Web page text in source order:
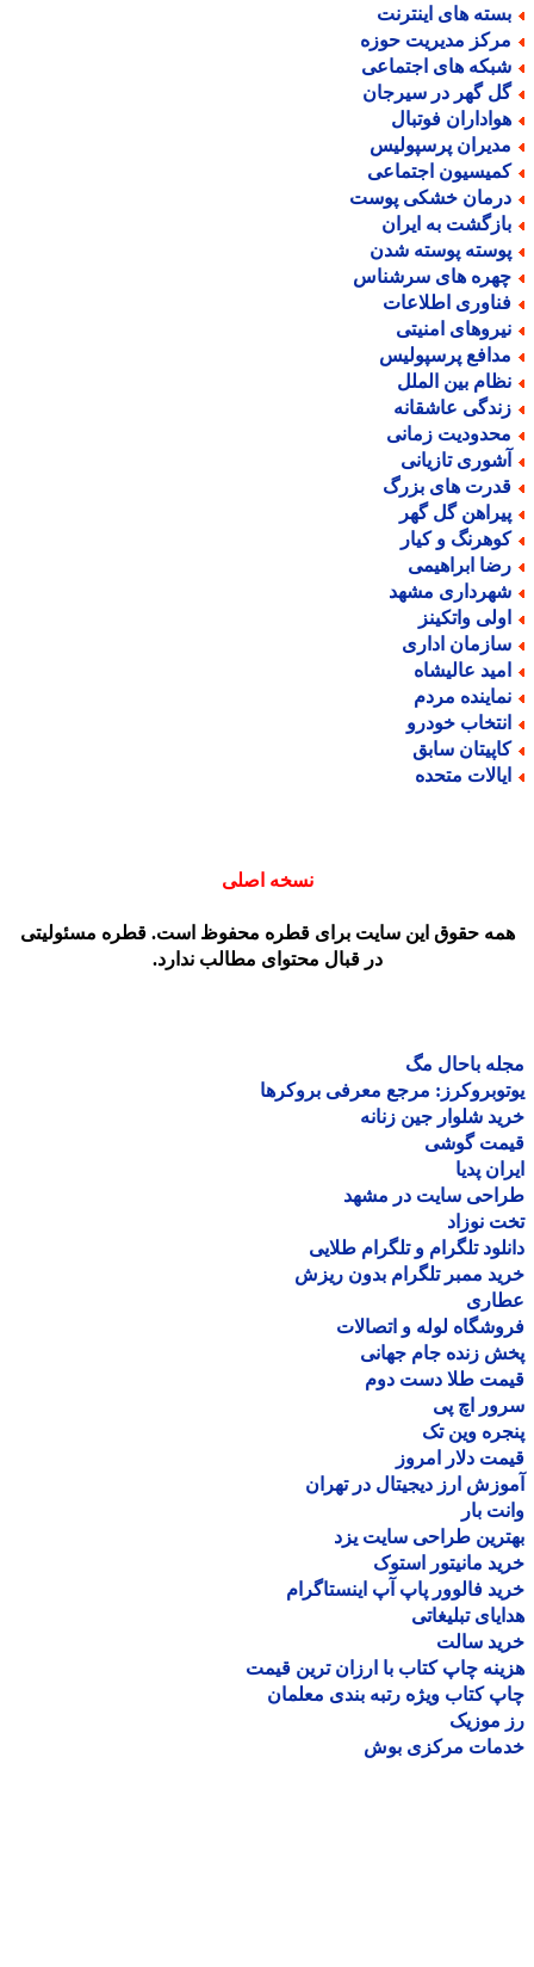
های اینترنت
مدیریت حوزه
های اجتماعی
گهر در سیرجان
فوتبال
پرسپولیس
اجتماعی
خشکی پوست
به ایران
پوسته شدن
های سرشناس
اطلاعات
امنیتی
پرسپولیس
بین الملل
عاشقانه
زمانی
تازیانی
های بزرگ
گل گهر
و کیار
ابراهیمی
مشهد
واتکینز
اداری
عالیشاه
مردم
خودرو
سابق
متحده
نسخه اصلی
حقوق این سایت برای قطره محفوظ است. قطره مسئولیتی
در قبال محتوای مطالب ندارد.
باحال مگ
مرجع معرفی بروکرها
شلوار جین زنانه
گوشی
پدیا
سایت در مشهد
نوزاد
تلگرام و تلگرام طلایی
ممبر تلگرام بدون ریزش
لوله و اتصالات
زنده جام جهانی
طلا دست دوم
اچ پی
وین تک
دلار امروز
ارز دیجیتال در تهران
بار
طراحی سایت یزد
مانیتور استوک
فالوور پاپ آپ اینستاگرام
تبلیغاتی
سالت
چاپ کتاب با ارزان ترین قیمت
کتاب ویژه رتبه بندی معلمان
موزیک
مرکزی بوش